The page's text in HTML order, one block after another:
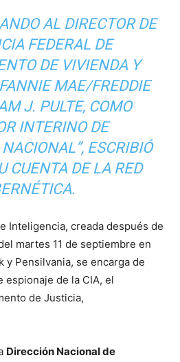
AL DIRECTOR DE
FEDERAL DE
DE VIVIENDA Y
MAE/FREDDIE
J. PULTE, COMO
INTERINO DE
ESCRIBIÓ
CUENTA DE LA RED
Inteligencia, creada después de
martes 11 de septiembre en
y Pensilvania, se encarga de
espionaje de la CIA, el
de Justicia,
Dirección Nacional de